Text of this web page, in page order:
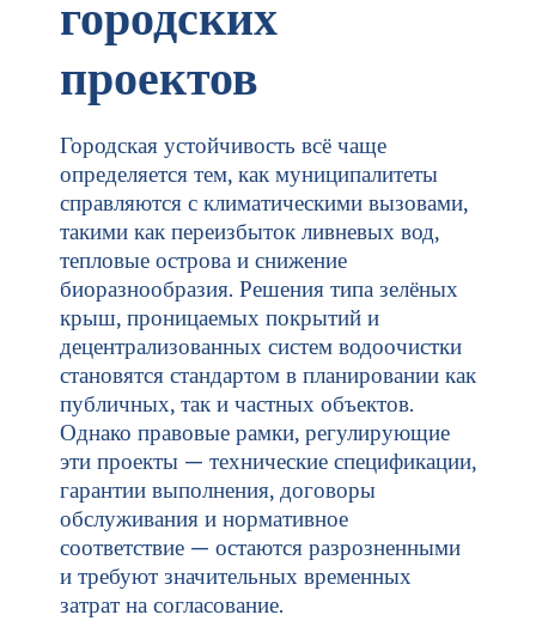
городских
проектов
Городская устойчивость всё чаще
определяется тем, как муниципалитеты
справляются с климатическими вызовами,
такими как переизбыток ливневых вод,
тепловые острова и снижение
биоразнообразия. Решения типа зелёных
крыш, проницаемых покрытий и
децентрализованных систем водоочистки
становятся стандартом в планировании как
публичных, так и частных объектов.
Однако правовые рамки, регулирующие
эти проекты — технические спецификации,
гарантии выполнения, договоры
обслуживания и нормативное
соответствие — остаются разрозненными
и требуют значительных временных
затрат на согласование.